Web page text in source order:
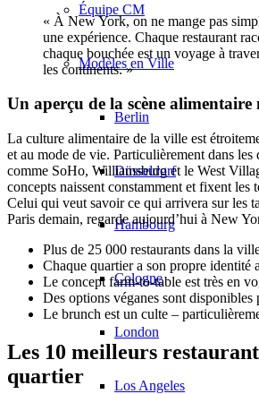
Équipe CM
Modèles en Ville
Berlin
Düsseldorf
Hambourg
Cologne
London
Los Angeles
« À New York, on ne mange pas
une expérience. Chaque restaurant
chaque bouchée est un voyage à
les continents. »
Un aperçu de la scène alimentaire
La culture alimentaire de la ville est
et au mode de vie. Particulièrement dans les
comme SoHo, Williamsburg et le West
concepts naissent constamment et fixent les
Celui qui veut savoir ce qui arrivera sur les
Paris demain, regarde aujourd’hui à New
Plus de 25 000 restaurants dans la
Chaque quartier a son propre identité
Le concept farm-to-table est très en
Des options véganes sont disponibles
Le brunch est un culte –
Les 10 meilleurs
quartier